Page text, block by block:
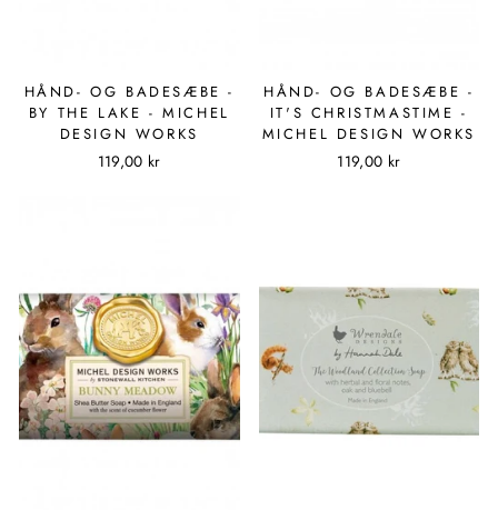
HÅND- OG BADESÆBE -
BY THE LAKE - MICHEL
DESIGN WORKS
119,00 kr
HÅND- OG BADESÆBE -
IT'S CHRISTMASTIME -
MICHEL DESIGN WORKS
119,00 kr